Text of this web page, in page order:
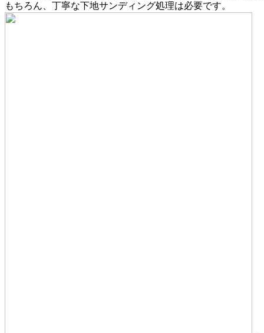
もちろん、丁寧な下地サンディング処理は必要です。